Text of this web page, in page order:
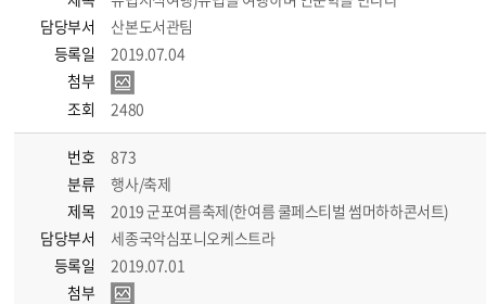
담당부서
산본도서관팀
등록일
2019.07.04
첨부
조회
2480
번호
873
분류
행사/축제
제목
2019 군포여름축제(한여름 쿨페스티벌 썸머하하콘서트)
담당부서
세종국악심포니오케스트라
등록일
2019.07.01
첨부